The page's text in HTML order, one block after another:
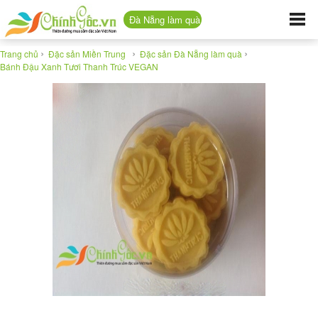
Đà Nẵng làm quà
Trang chủ › Đặc sản Miền Trung › Đặc sản Đà Nẵng làm quà ›
Bánh Đậu Xanh Tươi Thanh Trúc VEGAN